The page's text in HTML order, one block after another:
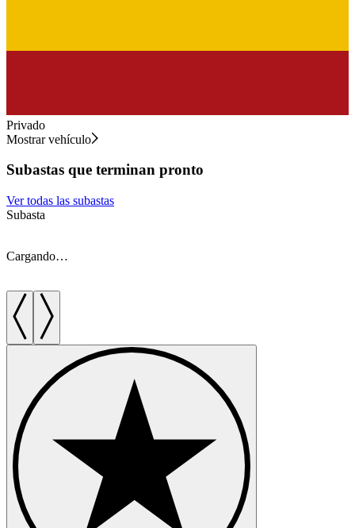
Privado
Mostrar vehículo
Subastas que terminan pronto
Ver todas las subastas
Subasta
Cargando…